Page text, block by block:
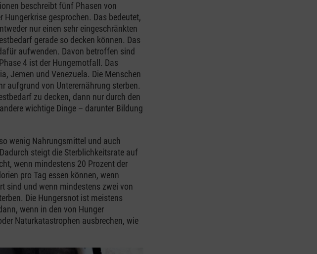
beschreibt fünf Phasen von
gesprochen. Das bedeutet,
nur einen sehr eingeschränkten
gerade so decken können. Das
aufwenden. Davon betroffen sind
4 ist der Hungernotfall. Das
Jemen und Venezuela. Die Menschen
aufgrund von Unterernährung sterben.
zu decken, dann nur durch den
wichtige Dinge – darunter Bildung
wenig Nahrungsmittel und auch
steigt die Sterblichkeitsrate auf
wenn mindestens 20 Prozent der
pro Tag essen können, wenn
sind und wenn mindestens zwei von
Die Hungersnot ist meistens
wenn in den von Hunger
Naturkatastrophen ausbrechen, wie